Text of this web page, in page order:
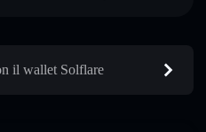
il wallet Solflare